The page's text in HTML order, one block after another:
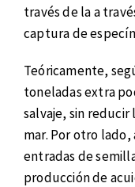
través de la a
captura de
Teóricamente,
toneladas extra
salvaje, sin
mar. Por otro
entradas de
producción de